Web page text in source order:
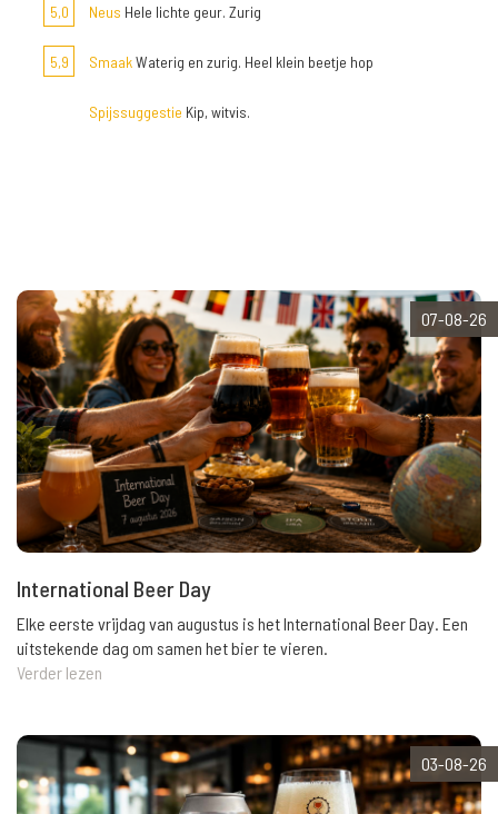
5,0 Neus Hele lichte geur. Zurig
5,9 SmaakWaterig en zurig. Heel klein beetje hop
Spijssuggestie Kip, witvis.
07-08-26
International Beer Day
Elke eerste vrijdag van augustus is het International Beer Day. Een
uitstekende dag om samen het bier te vieren.
Verder lezen
03-08-26